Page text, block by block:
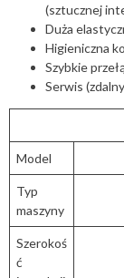
(sztucznej
Duża
Higieniczna
Szybkie
Serwis
Model
Typ
maszyny
Szerokoś
ć